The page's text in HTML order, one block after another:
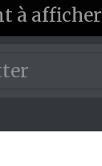
à afficher